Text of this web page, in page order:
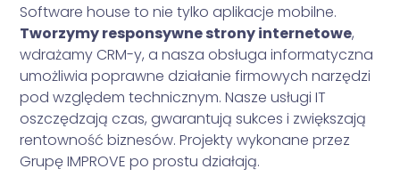
Software house to nie tylko aplikacje mobilne.
Tworzymy responsywne strony internetowe,
wdrażamy CRM-y, a nasza obsługa informatyczna
umożliwia poprawne działanie firmowych narzędzi
pod względem technicznym. Nasze usługi IT
oszczędzają czas, gwarantują sukces i zwiększają
rentowność biznesów. Projekty wykonane przez
Grupę IMPROVE po prostu działają.